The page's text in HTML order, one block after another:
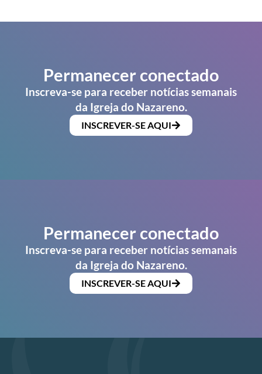
Permanecer conectado
Inscreva-se para receber notícias semanais
da Igreja do Nazareno.
INSCREVER-SE AQUI
Permanecer conectado
Inscreva-se para receber notícias semanais
da Igreja do Nazareno.
INSCREVER-SE AQUI